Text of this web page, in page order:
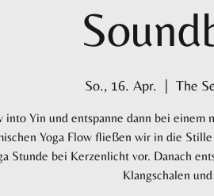
So., 16. Apr.
  |
The
into Yin und entspanne dann bei einem
Yoga Flow fließen wir in die
Stunde bei Kerzenlicht vor. Danach
Klangschalen